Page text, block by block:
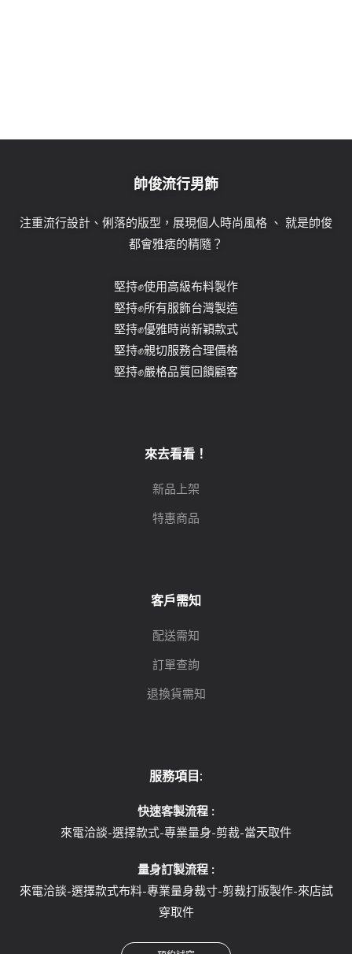
帥俊流行男飾
注重流行設計、俐落的版型，展現個人時尚風格 、 就是帥俊
都會雅痞的精隨？
堅持✊使用高級布料製作
堅持✊所有服飾台灣製造
堅持✊優雅時尚新穎款式
堅持✊親切服務合理價格
堅持✊嚴格品質回饋顧客
來去看看！
新品上架
特惠商品
客戶需知
配送需知
訂單查詢
退換貨需知
服務項目:
快速客製流程 :
來電洽談-選擇款式-專業量身-剪裁-當天取件
量身訂製流程 :
來電洽談-選擇款式布料-專業量身裁寸-剪裁打版製作-來店試
穿取件